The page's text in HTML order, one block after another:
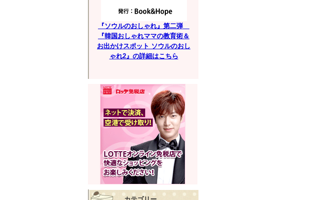
『ソウルのおしゃれ』第二弾
『韓国おしゃれママの教育術＆
お出かけスポット ソウルのおし
ゃれ2』の詳細はこちら